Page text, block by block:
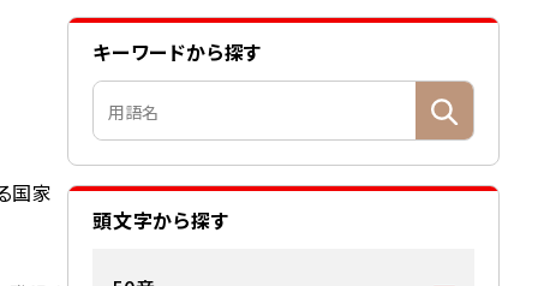
キーワードから探す
頭文字から探す
国家